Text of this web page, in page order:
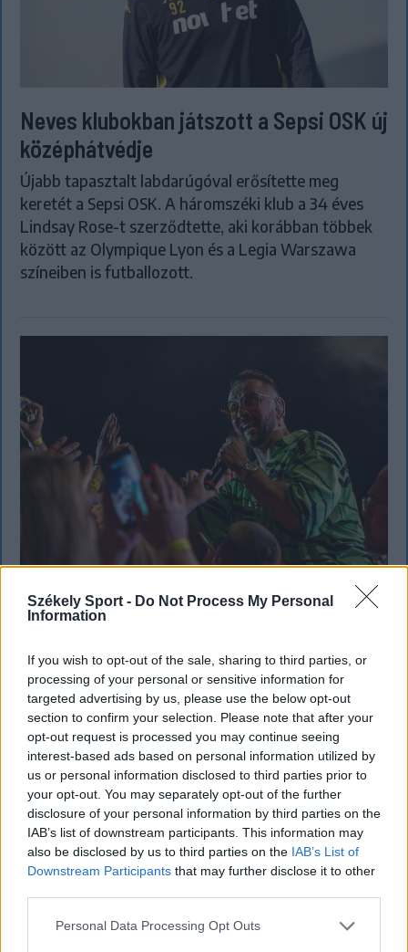
Székely Sport - Do Not Process My Personal
Information
If you wish to opt-out of the sale, sharing to third parties, or
processing of your personal or sensitive information for
targeted advertising by us, please use the below opt-out
section to confirm your selection. Please note that after your
opt-out request is processed you may continue seeing
interest-based ads based on personal information utilized by
us or personal information disclosed to third parties prior to
your opt-out. You may separately opt-out of the further
disclosure of your personal information by third parties on the
IAB’s list of downstream participants. This information may
also be disclosed by us to third parties on the IAB’s List of
Downstream Participants that may further disclose it to other
Personal Data Processing Opt Outs
Neves klubokban játszott a Sepsi OSK új
középhátvédje
Újabb tapasztalt labdarúgóval erősítette meg
keretét a Sepsi OSK. A háromszéki klub a 34 éves
Lindsay Rose-t szerződtette, aki korábban többek
között az Olympique Lyon és a Legia Warszawa
színeiben is futballozott.
SZÉKELYHON
Életveszélyesen megfenyegették
Majkát, elmarad a sepsiszentgyörgyi
koncertje
Életveszélyes fenyegetést kapott Majka, ezért
elmarad a sepsiszentgyörgyi koncertje. Az előadó
közösségi oldalán azt írta, ismeretlenek azt is
tudják, hol szállnának meg, kik biztosítanák a
rendezvényt és milyen útvonalon közlekednének
Erdélyben.